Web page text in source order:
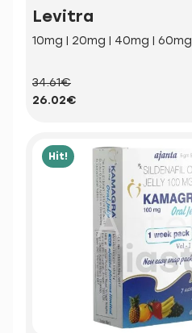
Levitra
10mg | 20mg | 40mg | 60mg
34.61€
26.02€
Hit!